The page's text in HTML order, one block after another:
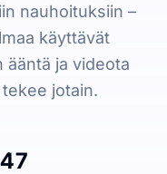
nauhoituksiin –
käyttävät
ääntä ja videota
jotain.